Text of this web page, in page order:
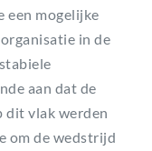
een mogelijke
in de
aan dat de
dit vlak werden
om de wedstrijd